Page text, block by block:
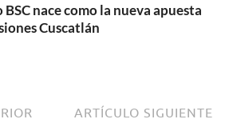
nace como la nueva apuesta
Cuscatlán
ARTÍCULO SIGUIENTE